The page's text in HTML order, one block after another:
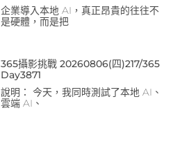
企業導入本地 AI，真正昂貴的往往不
是硬體，而是把
365攝影挑戰 20260806(四)217/365
Day3871
說明： 今天，我同時測試了本地 AI、
雲端 AI、